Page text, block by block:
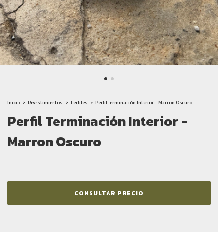
Inicio > Revestimientos > Perfiles > Perfil Terminación Interior - Marron Oscuro
Perfil Terminación Interior -
Marron Oscuro